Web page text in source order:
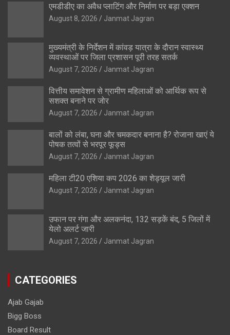
एमडीडीए का अवैध प्लाटिंग और निर्माण पर बड़ा एक्शन
August 8, 2026 Janmat Jagran
मुख्यमंत्री के निर्देशन में कांवड़ यात्रा के दौरान स्वास्थ्य
व्यवस्थाओं पर जिला प्रशासन पूरी तरह सतर्क
August 7, 2026 Janmat Jagran
वित्तीय समावेशन से ग्रामीण महिलाओं को आर्थिक रूप से
सशक्त बनाने पर जोर
August 7, 2026 Janmat Jagran
बालों को लंबा, घना और चमकदार बनाना है? रोजाना खाएं ये
पोषक तत्वों से भरपूर फूड्स
August 7, 2026 Janmat Jagran
महिला टी20 एशिया कप 2026 का शेड्यूल जारी
August 7, 2026 Janmat Jagran
उफान पर गंगा और अलकनंदा, 132 सड़कें बंद, 5 जिलों में
येलो अलर्ट जारी
August 7, 2026 Janmat Jagran
CATEGORIES
Ajab Gajab
Bigg Boss
Board Result